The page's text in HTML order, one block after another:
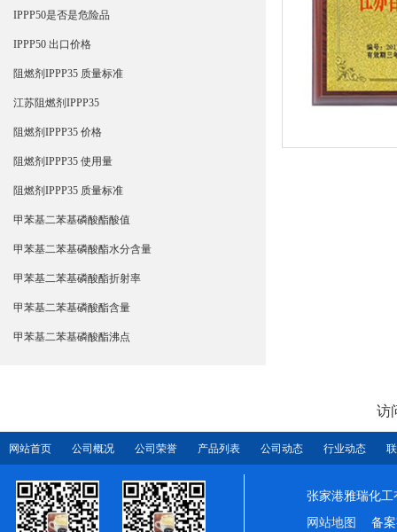
IPPP50是否是危险品
IPPP50 出口价格
阻燃剂IPPP35 质量标准
江苏阻燃剂IPPP35
阻燃剂IPPP35 价格
阻燃剂IPPP35 使用量
阻燃剂IPPP35 质量标准
甲苯基二苯基磷酸酯酸值
甲苯基二苯基磷酸酯水分含量
甲苯基二苯基磷酸酯折射率
甲苯基二苯基磷酸酯含量
甲苯基二苯基磷酸酯沸点
访
网站首页 公司概况 公司荣誉 产品列表 公司动态 行业动态
张家港雅瑞化工
网站地图
备